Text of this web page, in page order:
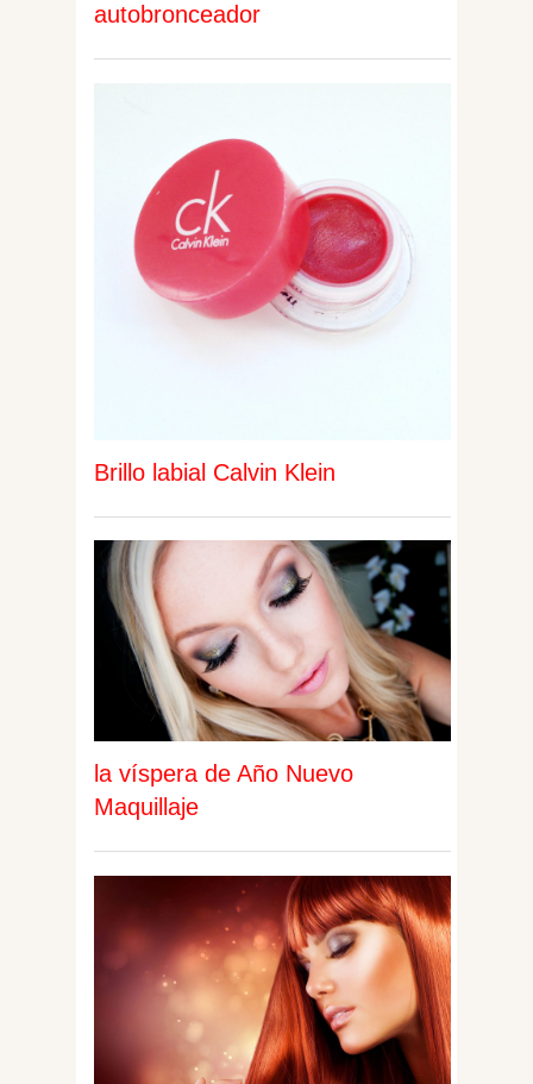
autobronceador
Brillo labial Calvin Klein
la víspera de Año Nuevo
Maquillaje